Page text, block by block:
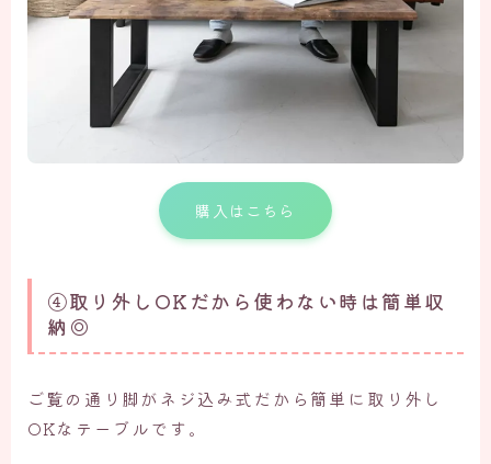
購入はこちら
④取り外しOKだから使わない時は簡単収
納◎
ご覧の通り脚がネジ込み式だから簡単に取り外し
OKなテーブルです。